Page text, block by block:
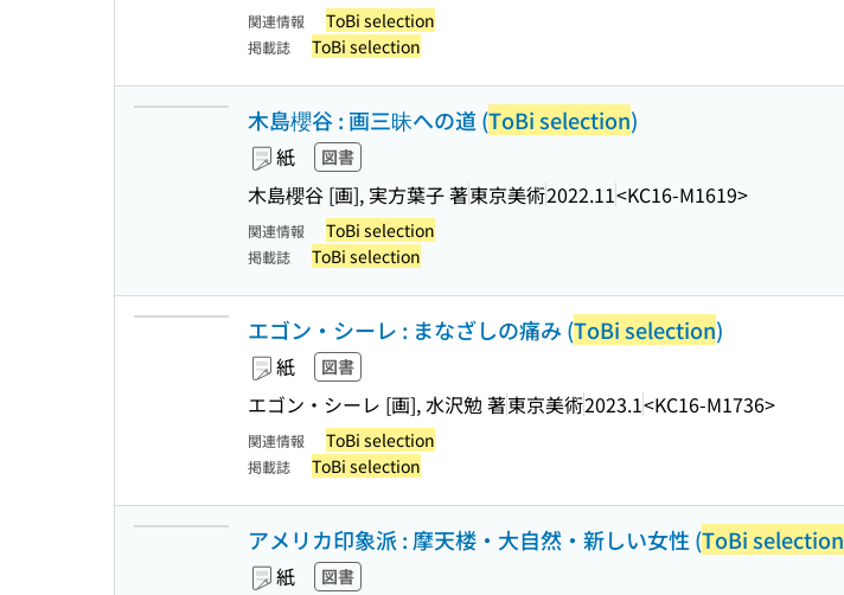
関連情報 ToBi selection
掲載誌 ToBi selection
木島櫻谷 : 画三昧への道 (ToBi selection)
紙 図書
木島櫻谷 [画], 実方葉子 著東京美術2022.11<KC16-M1619>
関連情報 ToBi selection
掲載誌 ToBi selection
エゴン・シーレ : まなざしの痛み (ToBi selection)
紙 図書
エゴン・シーレ [画], 水沢勉 著東京美術2023.1<KC16-M1736>
関連情報 ToBi selection
掲載誌 ToBi selection
アメリカ印象派 : 摩天楼・大自然・新しい女性 (ToBi selection
紙 図書